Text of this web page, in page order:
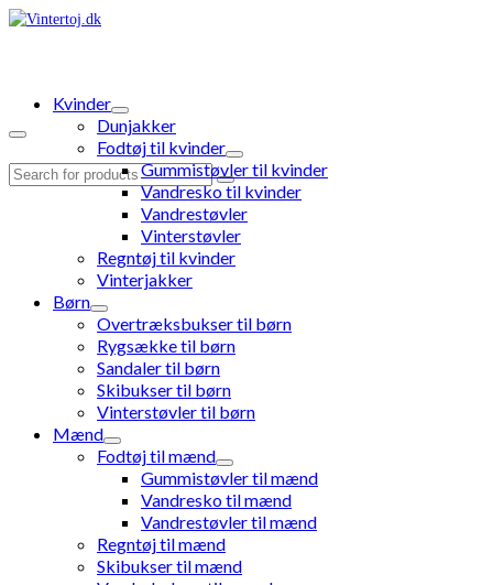
Search
Kvinder
Dunjakker
Fodtøj til kvinder
Gummistøvler til kvinder
Vandresko til kvinder
Vandrestøvler
Vinterstøvler
Regntøj til kvinder
Vinterjakker
Børn
Overtræksbukser til børn
Rygsække til børn
Sandaler til børn
Skibukser til børn
Vinterstøvler til børn
Mænd
Fodtøj til mænd
Gummistøvler til mænd
Vandresko til mænd
Vandrestøvler til mænd
Regntøj til mænd
Skibukser til mænd